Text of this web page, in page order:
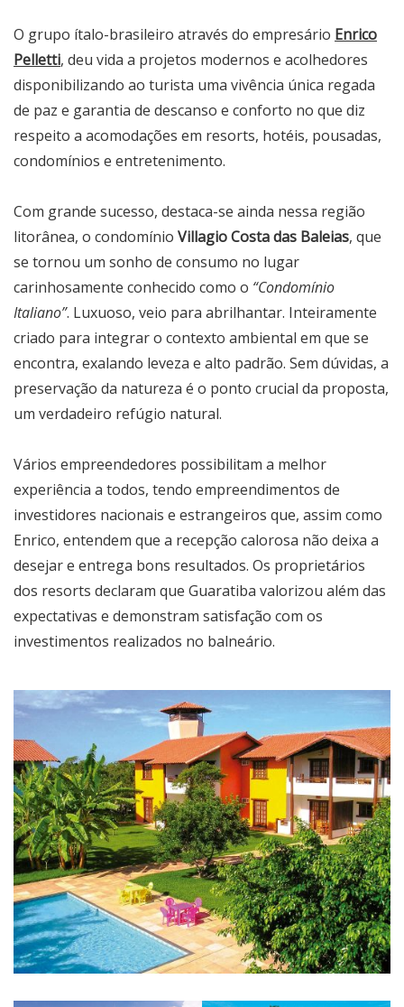
O grupo ítalo-brasileiro através do empresário Enrico
Pelletti, deu vida a projetos modernos e acolhedores
disponibilizando ao turista uma vivência única regada
de paz e garantia de descanso e conforto no que diz
respeito a acomodações em resorts, hotéis, pousadas,
condomínios e entretenimento.
Com grande sucesso, destaca-se ainda nessa região
litorânea, o condomínio Villagio Costa das Baleias, que
se tornou um sonho de consumo no lugar
carinhosamente conhecido como o “Condomínio
Italiano”. Luxuoso, veio para abrilhantar. Inteiramente
criado para integrar o contexto ambiental em que se
encontra, exalando leveza e alto padrão. Sem dúvidas, a
preservação da natureza é o ponto crucial da proposta,
um verdadeiro refúgio natural.
Vários empreendedores possibilitam a melhor
experiência a todos, tendo empreendimentos de
investidores nacionais e estrangeiros que, assim como
Enrico, entendem que a recepção calorosa não deixa a
desejar e entrega bons resultados. Os proprietários
dos resorts declaram que Guaratiba valorizou além das
expectativas e demonstram satisfação com os
investimentos realizados no balneário.